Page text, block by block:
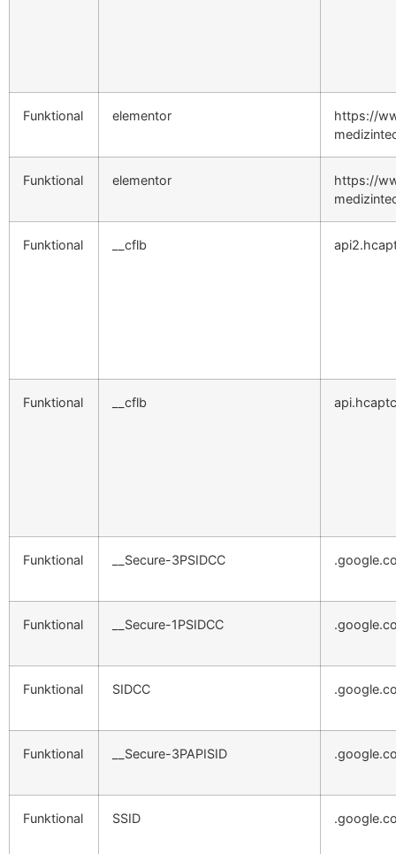
Funktional elementor
https://
Funktional elementor
https://
Funktional __cflb
Funktional __cflb
Funktional __Secure-3PSIDCC
Funktional __Secure-1PSIDCC
Funktional SIDCC
Funktional __Secure-3PAPISID
Funktional SSID